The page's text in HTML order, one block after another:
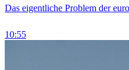
Das eigentliche Problem der
10:55